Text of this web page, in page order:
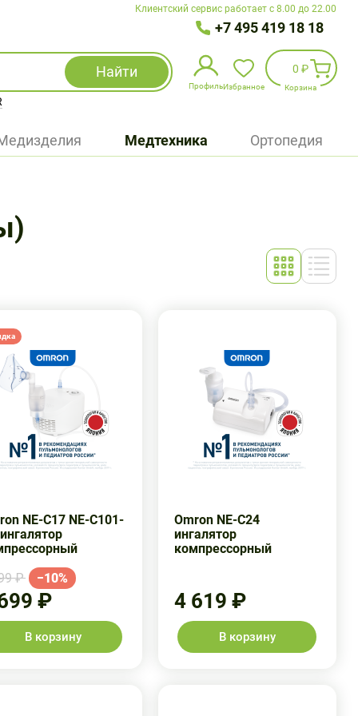
Клиентский сервис работает с 8.00 до 22.00
+7 495 419 18 18
Найти
Профиль
Избранное
Войти
Избранное
0 ₽
Корзина
Медтехника Ортопедия
NE-C17 NE-C101-
₽
−10%
₽
В корзину
Omron NE-C24
ингалятор
компрессорный
4 619 ₽
В корзину